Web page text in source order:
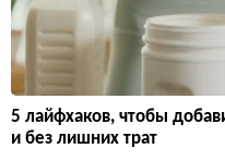
5 лайфхаков, чтобы
и без лишних трат